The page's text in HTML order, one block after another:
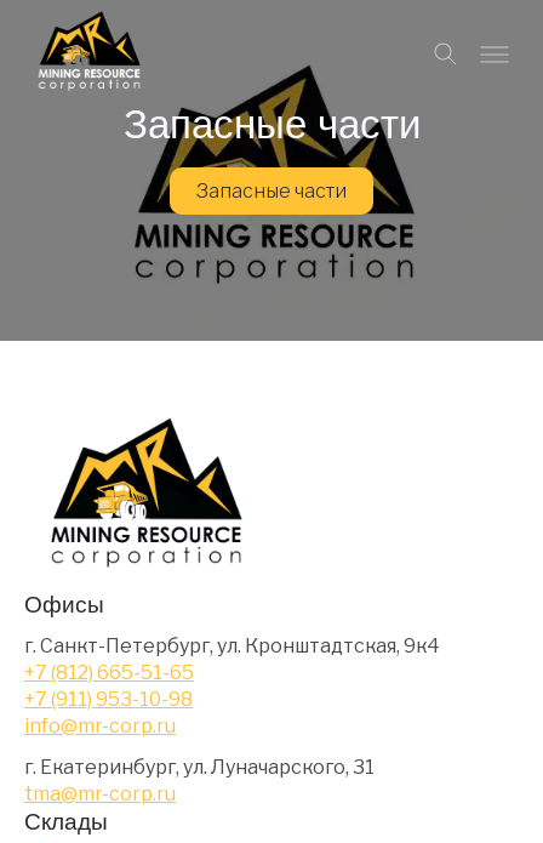
Запасные части
Запасные части
Офисы
г. Санкт-Петербург, ул. Кронштадтская, 9к4
+7 (812) 665-51-65
+7 (911) 953-10-98
info@mr-corp.ru
г. Екатеринбург, ул. Луначарского, 31
tma@mr-corp.ru
Склады